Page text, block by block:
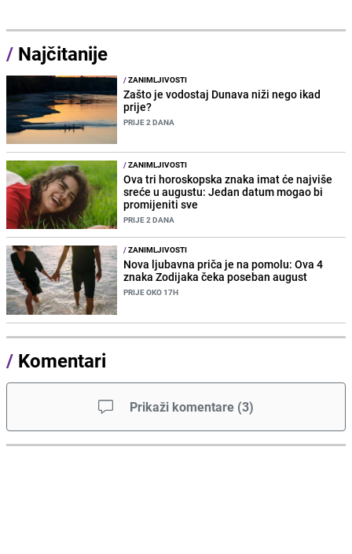
/ Najčitanije
/ZANIMLJIVOSTI
Zašto je vodostaj Dunava niži nego ikad
prije?
PRIJE 2 DANA
/ZANIMLJIVOSTI
Ova tri horoskopska znaka imat će najviše
sreće u augustu: Jedan datum mogao bi
promijeniti sve
PRIJE 2 DANA
/ZANIMLJIVOSTI
Nova ljubavna priča je na pomolu: Ova 4
znaka Zodijaka čeka poseban august
PRIJE OKO 17H
/ Komentari
Prikaži komentare (3)